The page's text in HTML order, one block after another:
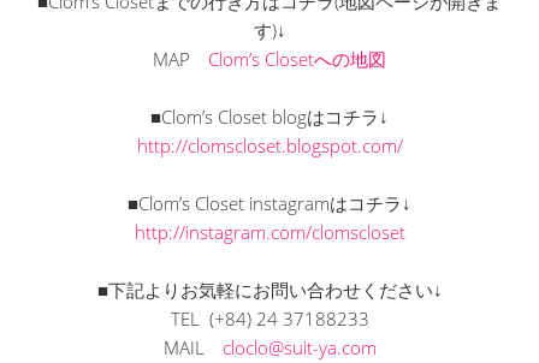
す)↓
MAP Clom’s Closetへの地図
■Clom’s Closet blogはコチラ↓
http://clomscloset.blogspot.com/
■Clom’s Closet instagramはコチラ↓
http://instagram.com/clomscloset
■下記よりお気軽にお問い合わせください↓
TEL (+84) 24 37188233
MAIL cloclo@suit-ya.com